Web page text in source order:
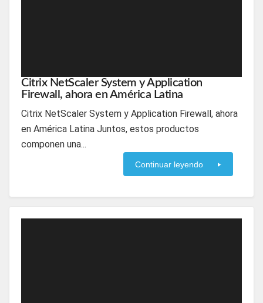
Citrix NetScaler System y Application
Firewall, ahora en América Latina
Citrix NetScaler System y Application Firewall, ahora
en América Latina Juntos, estos productos
componen una...
Continuar leyendo